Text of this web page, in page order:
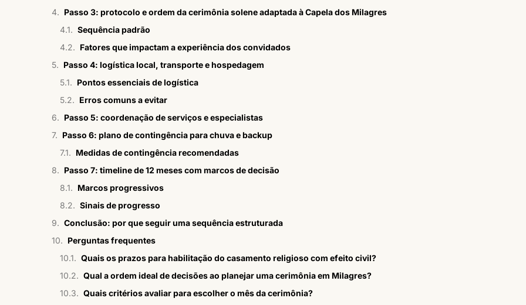
Passo 3: protocolo e ordem da cerimônia solene adaptada à Capela dos Milagres
Sequência padrão
Fatores que impactam a experiência dos convidados
Passo 4: logística local, transporte e hospedagem
Pontos essenciais de logística
Erros comuns a evitar
Passo 5: coordenação de serviços e especialistas
Passo 6: plano de contingência para chuva e backup
Medidas de contingência recomendadas
Passo 7: timeline de 12 meses com marcos de decisão
Marcos progressivos
Sinais de progresso
Conclusão: por que seguir uma sequência estruturada
Perguntas frequentes
Quais os prazos para habilitação do casamento religioso com efeito civil?
Qual a ordem ideal de decisões ao planejar uma cerimônia em Milagres?
Quais critérios avaliar para escolher o mês da cerimônia?